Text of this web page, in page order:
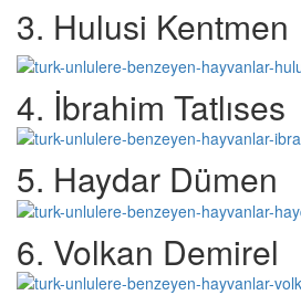
3. Hulusi Kentmen
4. İbrahim Tatlıses
5. Haydar Dümen
6. Volkan Demirel